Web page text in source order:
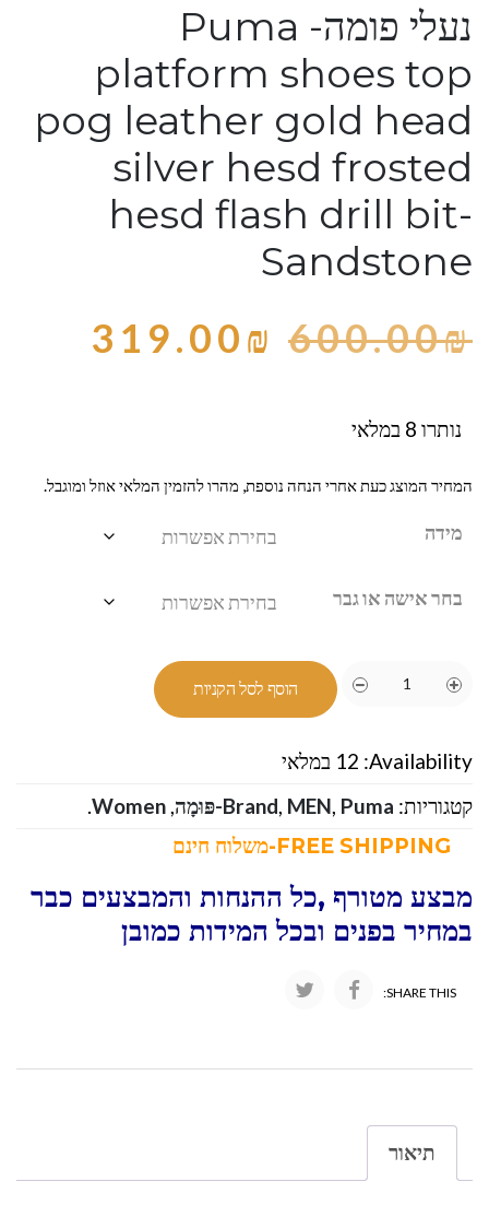
נעלי פומה- Puma
platform shoes top
pog leather gold head
silver hesd frosted
hesd flash drill bit-
Sandstone
600.00₪
319.00₪
נותרו 8 במלאי
המחיר המוצג כעת אחרי הנחה נוספת, מהרו להזמין המלאי אוזל ומוגבל.
מידה
בחר אישה או גבר
הוסף לסל הקניות
Availability: 12 במלאי
קטגוריות:
Brand, MEN, Puma-פּוּמָה ,
Women
.
מבצע מטורף ,כל ההנחות והמבצעים כבר
במחיר בפנים ובכל המידות כמובן
SHARE THIS:
תיאור